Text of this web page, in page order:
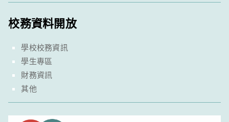
校務資料開放
學校校務資訊
學生專區
財務資訊
其他